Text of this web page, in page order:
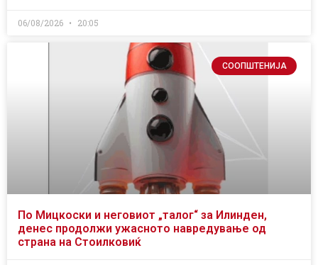
06/08/2026 20:05
СООПШТЕНИЈА
По Мицкоски и неговиот „талог“ за Илинден,
денес продолжи ужасното навредување од
страна на Стоилковиќ